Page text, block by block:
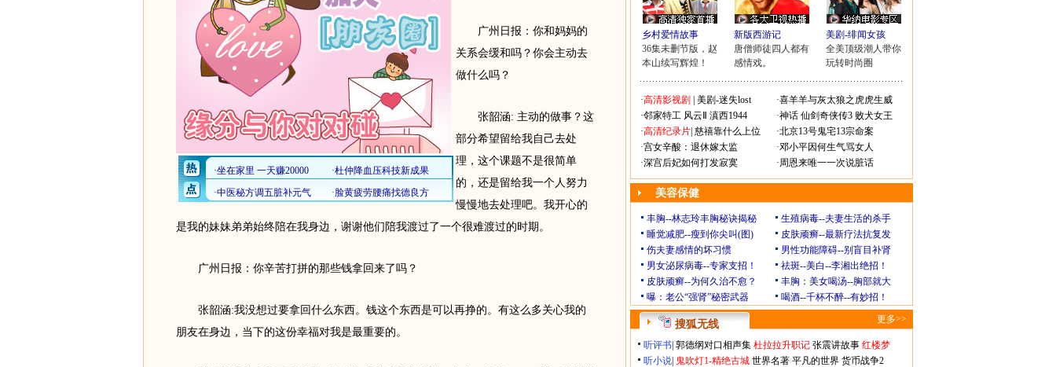
广州日报：你和妈妈的
关系会缓和吗？你会主动去
做什么吗？
张韶涵: 主动的做事？这
部分希望留给我自己去处
理，这个课题不是很简单
的，还是留给我一个人努力
慢慢地去处理吧。我开心的
是我的妹妹弟弟始终陪在我身边，谢谢他们陪我渡过了一个很难渡过的时期。
广州日报：你辛苦打拼的那些钱拿回来了吗？
张韶涵:我没想过要拿回什么东西。钱这个东西是可以再挣的。有这么多关心我的
朋友在身边，当下的这份幸福对我是最重要的。
乡村爱情故事
36集未删节版，赵
本山续写辉煌！
新版西游记
唐僧师徒四人都有
感情戏。
美剧-绯闻女孩
全美顶级潮人带你
玩转时尚圈
·高清影视剧 美剧-迷失lost ·喜羊羊与灰太狼之虎虎生威
·邻家特工 风云Ⅱ 滇西1944 ·神话 仙剑奇侠传3 败犬女王
·高清纪录片 慈禧靠什么上位 ·北京13号鬼宅13宗命案
·宫女辛酸：退休嫁太监 ·邓小平因何生气骂女人
·深宫后妃如何打发寂寞 ·周恩来唯一一次说脏话
美容保健
丰胸--林志玲丰胸秘诀揭秘
生殖病毒--夫妻生活的杀手
睡觉减肥--瘦到你尖叫(图)
皮肤顽癣--最新疗法抗复发
伤夫妻感情的坏习惯
男性功能障碍--别盲目补肾
男女泌尿病毒--专家支招！
祛斑--美白--李湘出绝招！
皮肤顽癣--为何久治不愈？
丰胸：美女喝汤--胸部就大
曝：老公“强肾”秘密武器
喝酒--千杯不醉--有妙招！
搜狐无线 更多>>
听评书 郭德纲对口相声集 杜拉拉升职记 张震讲故事 红楼梦
听小说 鬼吹灯1-精绝古城 世界名著 平凡的世界 货币战争2